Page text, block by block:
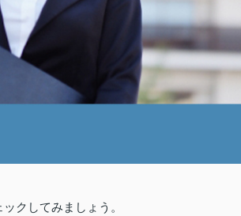
クしてみましょう。